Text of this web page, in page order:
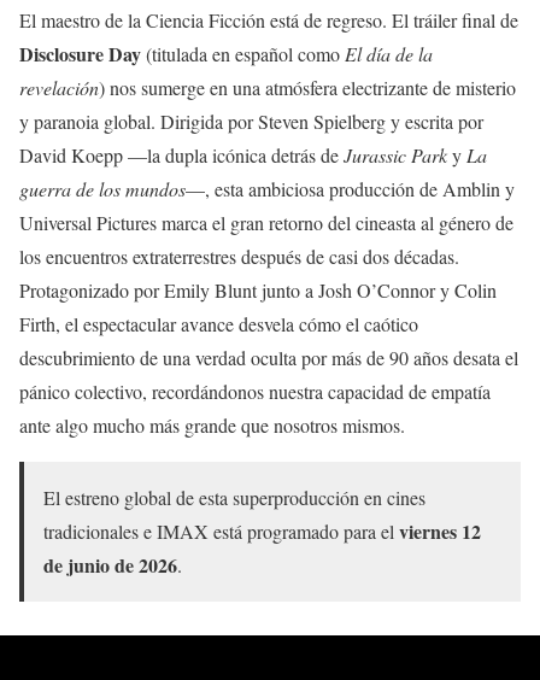
El maestro de la Ciencia Ficción está de regreso. El tráiler final de
Disclosure Day(titulada en español como El día de la
revelación) nos sumerge en una atmósfera electrizante de misterio
y paranoia global. Dirigida por Steven Spielberg y escrita por
David Koepp —la dupla icónica detrás deJurassic Parky La
guerra de los mundos—, esta ambiciosa producción de Amblin y
Universal Pictures marca el gran retorno del cineasta al género de
los encuentros extraterrestres después de casi dos décadas.
Protagonizado por Emily Blunt junto a Josh O’Connor y Colin
Firth, el espectacular avance desvela cómo el caótico
descubrimiento de una verdad oculta por más de 90 años desata el
pánico colectivo, recordándonos nuestra capacidad de empatía
ante algo mucho más grande que nosotros mismos.
El estreno global de esta superproducción en cines
tradicionales e IMAX está programado para el viernes 12
de junio de 2026.